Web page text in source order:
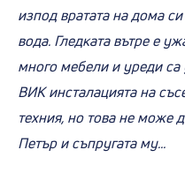
изпод вратата на дома
вода. Гледката вътре е
много мебели и уреди
ВИК инсталацията на
техния, но това не може
Петър и съпругата му...